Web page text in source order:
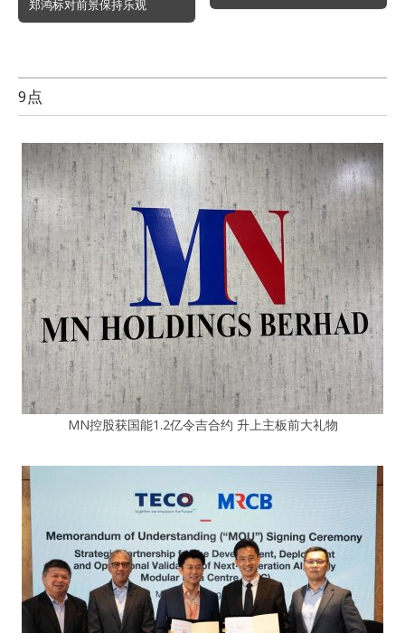
郑鸿标对前景保持乐观
9点
MN控股获国能1.2亿令吉合约 升上主板前大礼物